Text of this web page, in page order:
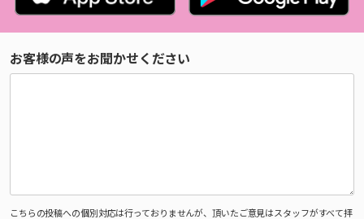
お客様の声をお聞かせください
こちらの投稿への個別対応は行っておりませんが、頂いたご意見はスタッフがすべて拝